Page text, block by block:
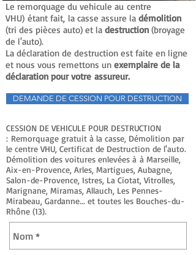
Le remorquage du vehicule au centre
VHU) étant fait, la casse assure la démolition
(tri des pièces auto) et la destruction (broyage
de l'auto).
La déclaration de destruction est faite en ligne
et nous vous remettons un exemplaire de la
déclaration pour votre assureur.
DEMANDE DE CESSION POUR DESTRUCTION
CESSION DE VEHICULE POUR DESTRUCTION
: Remorquage gratuit à la casse, Démolition par
le centre VHU, Certificat de Destruction de l'auto.
Démolition des voitures enlevées à à Marseille,
Aix-en-Provence, Arles, Martigues, Aubagne,
Salon-de-Provence, Istres, La Ciotat, Vitrolles,
Marignane, Miramas, Allauch, Les Pennes-
Mirabeau, Gardanne... et toutes les Bouches-du-
Rhône (13).